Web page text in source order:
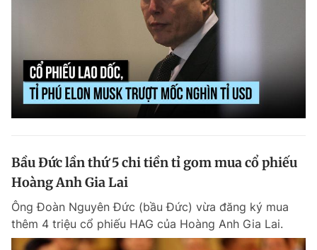
Bầu Đức lần thứ 5 chi tiền tỉ gom mua cổ phiếu
Hoàng Anh Gia Lai
Ông Đoàn Nguyên Đức (bầu Đức) vừa đăng ký mua
thêm 4 triệu cổ phiếu HAG của Hoàng Anh Gia Lai.